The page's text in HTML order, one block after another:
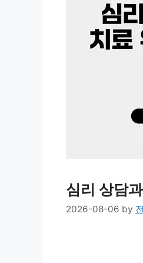
심리 상담
2026-08-06 by